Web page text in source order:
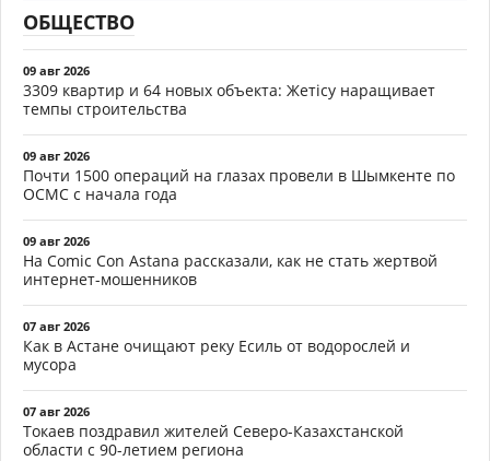
ОБЩЕСТВО
09 авг 2026
3309 квартир и 64 новых объекта: Жетісу наращивает
темпы строительства
09 авг 2026
Почти 1500 операций на глазах провели в Шымкенте по
ОСМС с начала года
09 авг 2026
На Comic Con Astana рассказали, как не стать жертвой
интернет-мошенников
07 авг 2026
Как в Астане очищают реку Есиль от водорослей и
мусора
07 авг 2026
Токаев поздравил жителей Северо-Казахстанской
области с 90-летием региона